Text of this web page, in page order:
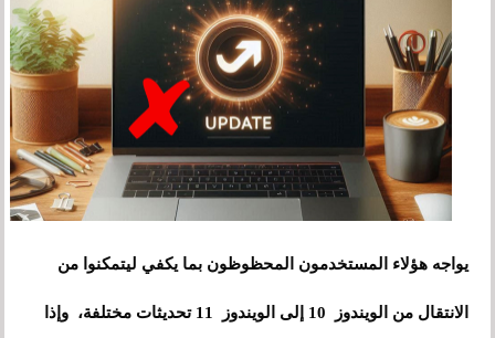
يواجه هؤلاء المستخدمون المحظوظون بما يكفي ليتمكنوا من
الانتقال من الويندوز 10 إلى الويندوز 11 تحديثات مختلفة، وإذا